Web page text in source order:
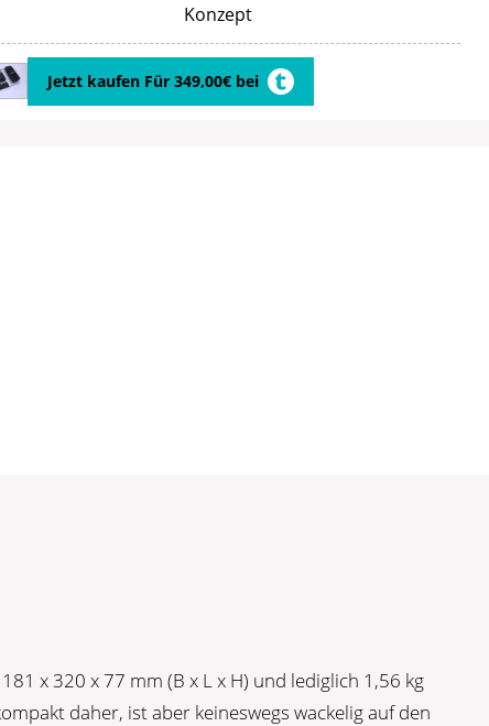
Konzept
Jetzt kaufen Für 349,00€ bei
x 320 x 77 mm (B x L x H) und lediglich 1,56 kg
daher, ist aber keineswegs wackelig auf den